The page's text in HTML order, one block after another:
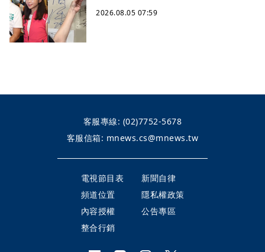
2026.08.05 07:59
客服專線: (02)7752-5678
客服信箱: mnews.cs@mnews.tw
電視節目表
新聞自律
頻道位置
隱私權政策
內容授權
公告專區
整合行銷